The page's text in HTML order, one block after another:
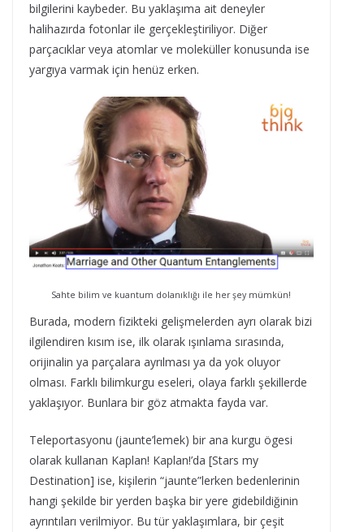
bilgilerini kaybeder. Bu yaklaşıma ait deneyler
halihazırda fotonlar ile gerçekleştiriliyor. Diğer
parçacıklar veya atomlar ve moleküller konusunda ise
yargıya varmak için henüz erken.
Sahte bilim ve kuantum dolanıklığı ile her şey mümkün!
Burada, modern fizikteki gelişmelerden ayrı olarak bizi
ilgilendiren kısım ise, ilk olarak ışınlama sırasında,
orijinalin ya parçalara ayrılması ya da yok oluyor
olması. Farklı bilimkurgu eseleri, olaya farklı şekillerde
yaklaşıyor. Bunlara bir göz atmakta fayda var.
Teleportasyonu (jaunte’lemek) bir ana kurgu ögesi
olarak kullanan Kaplan! Kaplan!’da [Stars my
Destination] ise, kişilerin “jaunte”lerken bedenlerinin
hangi şekilde bir yerden başka bir yere gidebildiğinin
ayrıntıları verilmiyor. Bu tür yaklaşımlara, bir çeşit